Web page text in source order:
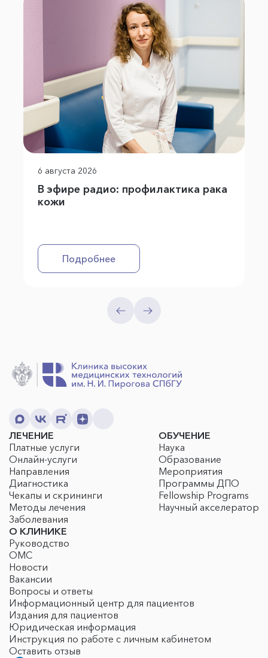
6 августа 2026
В эфире радио: профилактика рака
кожи
Подробнее
ЛЕЧЕНИЕ
Платные услуги
Онлайн-услуги
Направления
Диагностика
Чекапы и скрининги
Методы лечения
Заболевания
ОБУЧЕНИЕ
Наука
Образование
Мероприятия
Программы ДПО
Fellowship Programs
Научный акселератор
О КЛИНИКЕ
Руководство
ОМС
Новости
Вакансии
Вопросы и ответы
Информационный центр для пациентов
Издания для пациентов
Юридическая информация
Инструкция по работе с личным кабинетом
Оставить отзыв